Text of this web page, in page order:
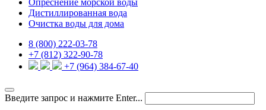
Опреснение морской воды
Дистиллированная вода
Очистка воды для дома
8 (800) 222-03-78
+7 (812) 322-90-78
+7 (964) 384-67-40
Введите запрос и нажмите Enter...